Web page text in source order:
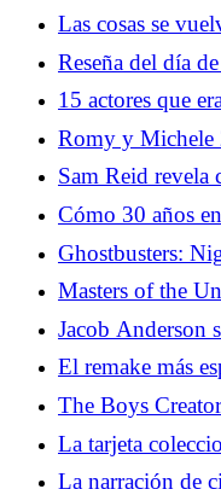
Las cosas se
temporada 5 de
Reseña del día
Spielberg para
extraterrestres
15 actores que
guión que les
Romy y Michele
Sam Reid revela
clave para El
Cómo 30 años
Aliens, Indy y
Divulgación
Ghostbusters:
la animación, su
Masters of the
realmente genial
Jacob Anderson
malvado” de
El remake más
finalmente está
The Boys
divisiva
La tarjeta
destaca el
La narración de